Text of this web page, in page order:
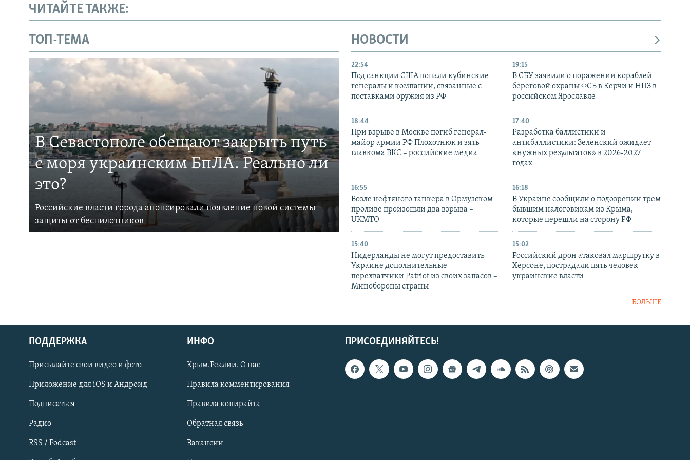
Українською
Qırımtatar
ПРИСОЕДИНЯЙТЕСЬ!
ЧИТАЙТЕ ТАКЖЕ:
ТОП-ТЕМА
В Севастополе обещают закрыть путь
с моря украинским БпЛА. Реально ли
это?
Российские власти города анонсировали появление новой системы
защиты от беспилотников
НОВОСТИ
22:54
Под санкции США попали кубинские
генералы и компании, связанные с
поставками оружия из РФ
19:15
В СБУ заявили о поражении кораблей
береговой охраны ФСБ в Керчи и НПЗ в
российском Ярославле
18:44
При взрыве в Москве погиб генерал-
майор армии РФ Плохотнюк и зять
главкома ВКС – российские медиа
17:40
Разработка баллистики и
антибаллистики: Зеленский ожидает
«нужных результатов» в 2026-2027
годах
16:55
Возле нефтяного танкера в Ормузском
проливе произошли два взрыва –
UKMTO
16:18
В Украине сообщили о подозрении трем
бывшим налоговикам из Крыма,
которые перешли на сторону РФ
15:40
Нидерланды не могут предоставить
Украине дополнительные
перехватчики Patriot из своих запасов –
Минобороны страны
15:02
Российский дрон атаковал маршрутку в
Херсоне, пострадали пять человек –
украинские власти
БОЛЬШЕ
ПРИСОЕДИНЯЙТЕСЬ!
ПОДДЕРЖКА
Присылайте свои видео и фото
Приложение для iOS и Андроид
Подписаться
Радио
RSS / Podcast
ИНФО
Крым.Реалии. О нас
Правила комментирования
Правила копирайта
Обратная связь
Вакансии